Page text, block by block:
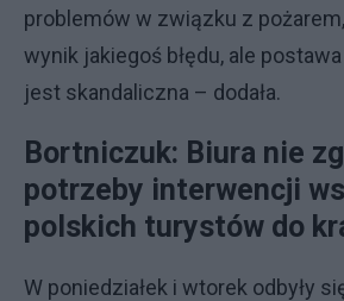
problemów w związku z
wynik jakiegoś błędu, ale
jest skandaliczna – dodała.
Bortniczuk: Biura nie
potrzeby interwencji
polskich turystów do
W poniedziałek i wtorek odbyły